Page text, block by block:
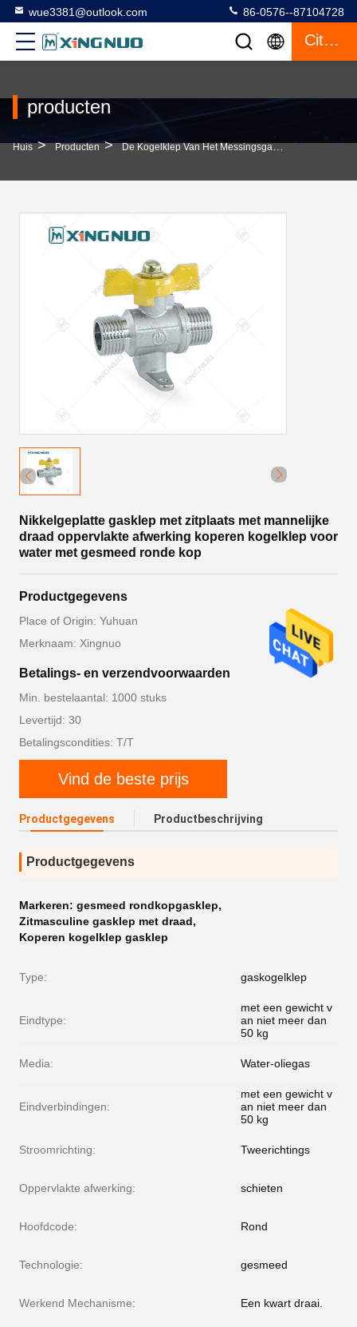
wue3381@outlook.com 86-0576--87104728
Citaat
producten
Huis > Producten > De Kogelklep Van Het Messingsgas >
Nikkelgeplatte gasklep met zitplaats met mannelijke
draad oppervlakte afwerking koperen kogelklep voor
water met gesmeed ronde kop
Productgegevens
Place of Origin: Yuhuan
Merknaam: Xingnuo
Betalings- en verzendvoorwaarden
Min. bestelaantal: 1000 stuks
Levertijd: 30
Betalingscondities: T/T
Vind de beste prijs
Productgegevens Productbeschrijving
Productgegevens
Markeren: gesmeed rondkopgasklep,
Zitmasculine gasklep met draad,
Koperen kogelklep gasklep
Type: gaskogelklep
Eindtype:
met een gewicht v
an niet meer dan
50 kg
Media: Water-oliegas
Eindverbindingen:
met een gewicht v
an niet meer dan
50 kg
Stroomrichting: Tweerichtings
Oppervlakte afwerking: schieten
Hoofdcode: Rond
Technologie: gesmeed
Werkend Mechanisme: Een kwart draai.